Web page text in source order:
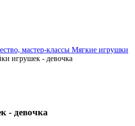
мастер-классы Мягкие игрушки
игрушек - девочка
- девочка